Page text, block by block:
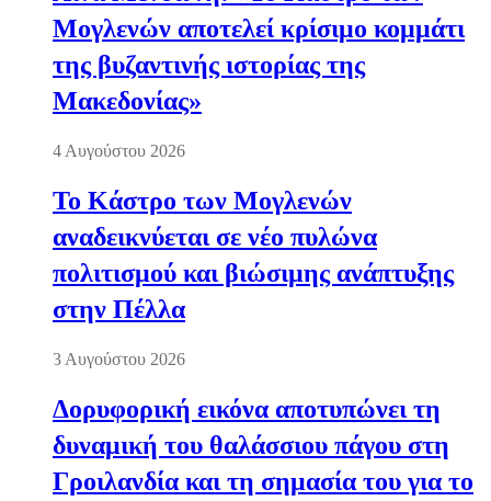
Μογλενών αποτελεί κρίσιμο κομμάτι
της βυζαντινής ιστορίας της
Μακεδονίας»
4 Αυγούστου 2026
Το Κάστρο των Μογλενών
αναδεικνύεται σε νέο πυλώνα
πολιτισμού και βιώσιμης ανάπτυξης
στην Πέλλα
3 Αυγούστου 2026
Δορυφορική εικόνα αποτυπώνει τη
δυναμική του θαλάσσιου πάγου στη
Γροιλανδία και τη σημασία του για το